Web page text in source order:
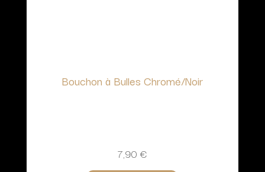
Bouchon à Bulles Chromé/Noir
7,90 €